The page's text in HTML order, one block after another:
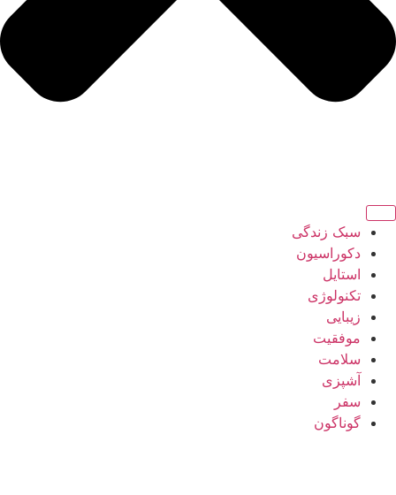
سبک زندگی
دکوراسیون
استایل
تکنولوژی
زیبایی
موفقیت
سلامت
آشپزی
سفر
گوناگون